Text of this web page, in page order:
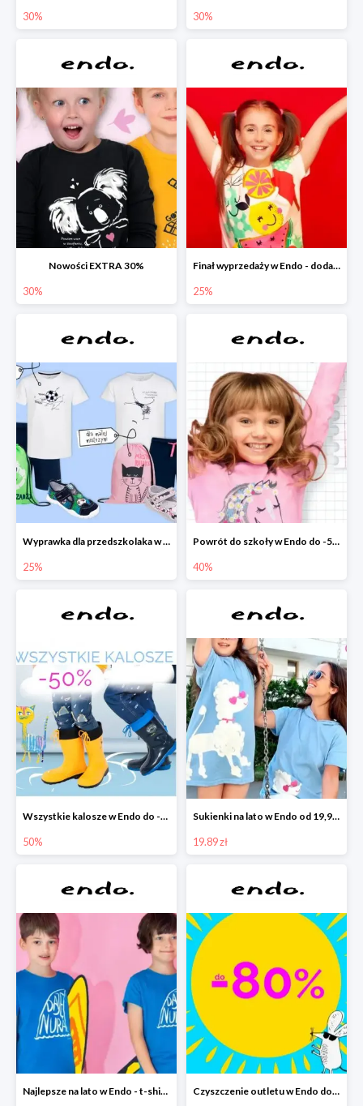
30% 30%
Nowości EXTRA 30%
30%
Finał wyprzedaży w Endo - dodatkowe 25% rabatu w Endo
25%
Wyprawka dla przedszkolaka w Endo do -25%
25%
Powrót do szkoły w Endo do -50%
40%
Wszystkie kalosze w Endo do -50%
50%
Sukienki na lato w Endo od 19,90 zł
19.89 zł
Najlepsze na lato w Endo - t-shirty od 9,90 zł i krótkie spodenki od 19,90 zł Czyszczenie outletu w Endo do -80%